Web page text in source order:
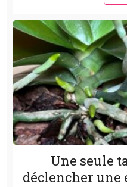
Une seule
déclencher une